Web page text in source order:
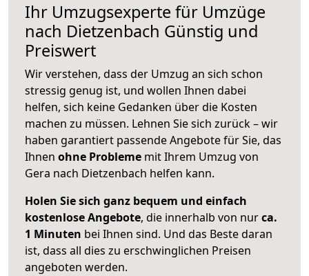
Ihr Umzugsexperte für Umzüge
nach Dietzenbach Günstig und
Preiswert
Wir verstehen, dass der Umzug an sich schon
stressig genug ist, und wollen Ihnen dabei
helfen, sich keine Gedanken über die Kosten
machen zu müssen. Lehnen Sie sich zurück – wir
haben garantiert passende Angebote für Sie, das
Ihnen ohne Probleme mit Ihrem Umzug von
Gera nach Dietzenbach helfen kann.
Holen Sie sich ganz bequem und einfach
kostenlose Angebote, die innerhalb von nurca.
1 Minuten bei Ihnen sind. Und das Beste daran
ist, dass all dies zu erschwinglichen Preisen
angeboten werden.